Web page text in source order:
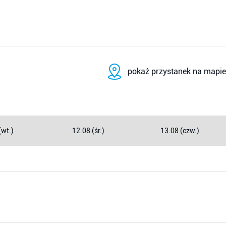
pokaż przystanek na mapie
12.08 (śr.) 13.08 (czw.)